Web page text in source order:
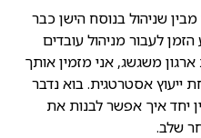
שניהול בנוסח הישן כבר
לעבור מניהול עובדים
משגשג, אני מזמין אותך
אסטרטגית. בוא נדבר
יחד איך אפשר לבנות את
שלב.